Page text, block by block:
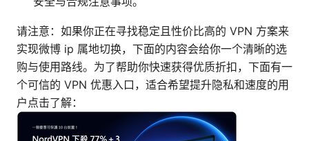
请注意：如果你正在寻找稳定且性价比高的 VPN 方案来
实现微博 ip 属地切换，下面的内容会给你一个清晰的选
购与使用路线。为了帮助你快速获得优质折扣，下面有一
个可信的 VPN 优惠入口，适合希望提升隐私和速度的用
户点击了解：